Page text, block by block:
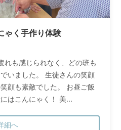
ゃく手作り体験
れも感じられなく、どの班も
いました。 生徒さんの笑顔
顔も素敵でした。 お昼ご飯
はこんにゃく！ 美...
細へ